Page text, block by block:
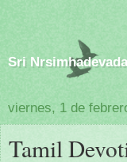
Sri
viernes, 1 de
Tamil